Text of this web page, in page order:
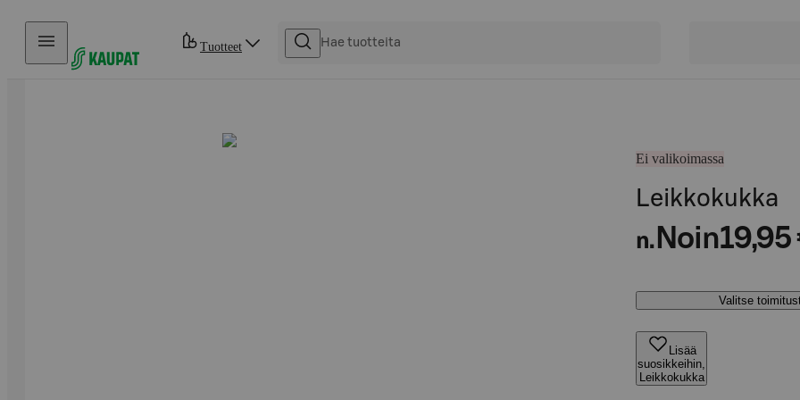
Hyppää sisältöön
Tuotteet
Ei valikoimassa
Leikkokukka
n. Noin19,95
Valitse
Lisää
suosikkeihin,
Leikkokukka